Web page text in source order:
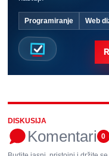
Programiranje Web
DISKUSIJA
Komentari 0